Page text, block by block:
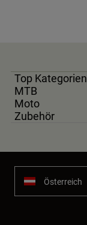
Top Kategorien
MTB
Moto
Zubehör
Österreich